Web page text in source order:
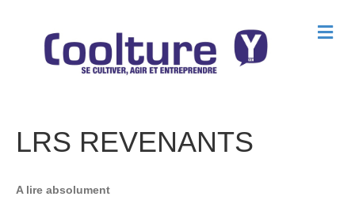
M
e
LRS REVENANTS
A lire absolument